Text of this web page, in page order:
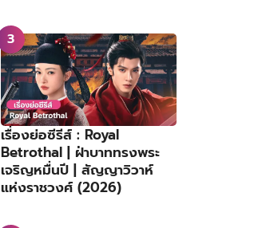
เรื่องย่อซีรีส์ : Royal
Betrothal | ฝ่าบาททรงพระ
เจริญหมื่นปี | สัญญาวิวาห์
แห่งราชวงศ์ (2026)